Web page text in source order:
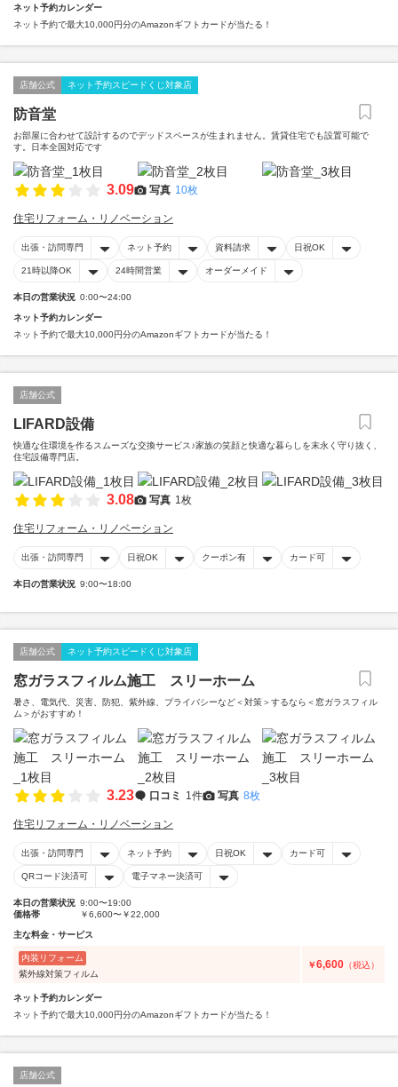
ネット予約カレンダー
ネット予約で最大10,000円分のAmazonギフトカードが当たる！
店舗公式 ネット予約スピードくじ対象店
防音堂
お部屋に合わせて設計するのでデッドスペースが生まれません。賃貸住宅でも設置可能で
す。日本全国対応です
3.09 写真 10枚
住宅リフォーム・リノベーション
出張・訪問専門 ネット予約 資料請求 日祝OK
21時以降OK 24時間営業 オーダーメイド
本日の営業状況 0:00〜24:00
ネット予約カレンダー
ネット予約で最大10,000円分のAmazonギフトカードが当たる！
店舗公式
LIFARD設備
快適な住環境を作るスムーズな交換サービス♪家族の笑顔と快適な暮らしを末永く守り抜く、
住宅設備専門店。
3.08 写真 1枚
住宅リフォーム・リノベーション
出張・訪問専門 日祝OK クーポン有 カード可
本日の営業状況 9:00〜18:00
店舗公式 ネット予約スピードくじ対象店
窓ガラスフィルム施工 スリーホーム
暑さ、電気代、災害、防犯、紫外線、プライバシーなど＜対策＞するなら＜窓ガラスフィル
ム＞がおすすめ！
3.23 口コミ 1件 写真 8枚
住宅リフォーム・リノベーション
出張・訪問専門 ネット予約 日祝OK カード可
QRコード決済可 電子マネー決済可
本日の営業状況 9:00〜19:00
価格帯
￥6,600〜￥22,000
主な料金・サービス
内装リフォーム
紫外線対策フィルム
￥6,600 （税込）
ネット予約カレンダー
ネット予約で最大10,000円分のAmazonギフトカードが当たる！
店舗公式